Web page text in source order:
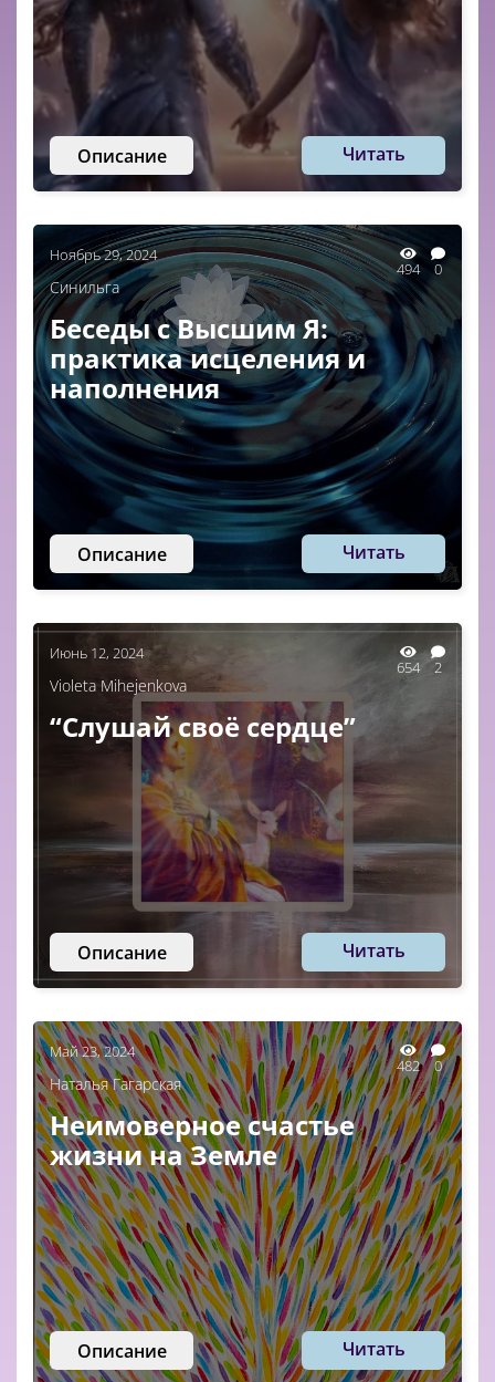
Описание Читать
Ноябрь 29, 2024
494 0
Синильга
Беседы с Высшим Я:
практика исцеления и
наполнения
Описание Читать
Июнь 12, 2024
654 2
Violeta Mihejenkova
“Слушай своё сердце”
Описание Читать
Май 23, 2024
482 0
Наталья Гагарская
Неимоверное счастье
жизни на Земле
Описание Читать